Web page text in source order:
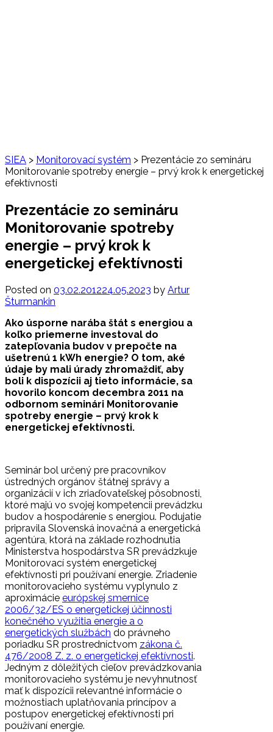
SIEA > Monitorovací systém > Prezentácie zo semináru
Monitorovanie spotreby energie – prvý krok k energetickej
efektívnosti
Prezentácie zo semináru
Monitorovanie spotreby
energie – prvý krok k
energetickej efektívnosti
Posted on 03.02.201224.05.2023 by Artur
Šturmankin
Ako úsporne narába štát s energiou a
koľko priemerne investoval do
zatepľovania budov v prepočte na
ušetrenú 1 kWh energie? O tom, aké
údaje by mali úrady zhromaždiť, aby
boli k dispozícii aj tieto informácie, sa
hovorilo koncom decembra 2011 na
odbornom seminári Monitorovanie
spotreby energie – prvý krok k
energetickej efektívnosti.
Seminár bol určený pre pracovníkov
ústredných orgánov štátnej správy a
organizácií v ich zriaďovateľskej pôsobnosti,
ktoré majú vo svojej kompetencii prevádzku
budov a hospodárenie s energiou. Podujatie
pripravila Slovenská inovačná a energetická
agentúra, ktorá na základe rozhodnutia
Ministerstva hospodárstva SR prevádzkuje
Monitorovací systém energetickej
efektívnosti pri používaní energie. Zriadenie
monitorovacieho systému vyplynulo z
aproximácie európskej smernice
2006/32/ES o energetickej účinnosti
konečného využitia energie a o
energetických službách do právneho
poriadku SR prostredníctvom zákona č.
476/2008 Z. z. o energetickej efektívnosti.
Jedným z dôležitých cieľov prevádzkovania
monitorovacieho systému je nevyhnutnosť
mať k dispozícii relevantné informácie o
možnostiach uplatňovania princípov a
postupov energetickej efektívnosti pri
používaní energie.